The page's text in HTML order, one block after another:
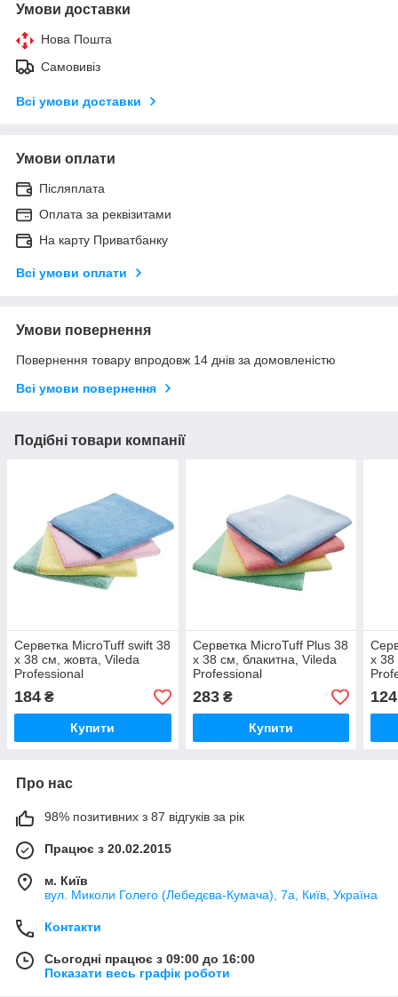
Умови доставки
Нова Пошта
Самовивіз
Всі умови доставки
Умови оплати
Післяплата
Оплата за реквізитами
На карту Приватбанку
Всі умови оплати
Умови повернення
Повернення товару впродовж 14 днів за домовленістю
Всі умови повернення
Подібні товари компанії
Серветка MicroTuff swift 38
х 38 см, жовта, Vileda
Professional
184 ₴
Купити
Серветка MicroTuff Plus 38
х 38 см, блакитна, Vileda
Professional
283₴
Купити
х 38
124
Про нас
98% позитивних з 87 відгуків за рік
Працює з 20.02.2015
м. Київ
вул. Миколи Голего (Лебедєва-Кумача), 7а, Київ, Україна
Контакти
Сьогодні працює з 09:00 до 16:00
Показати весь графік роботи